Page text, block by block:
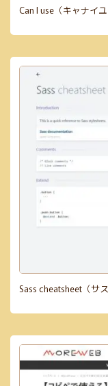
Can I use（キャナイユ
Sass cheatsheet（サ